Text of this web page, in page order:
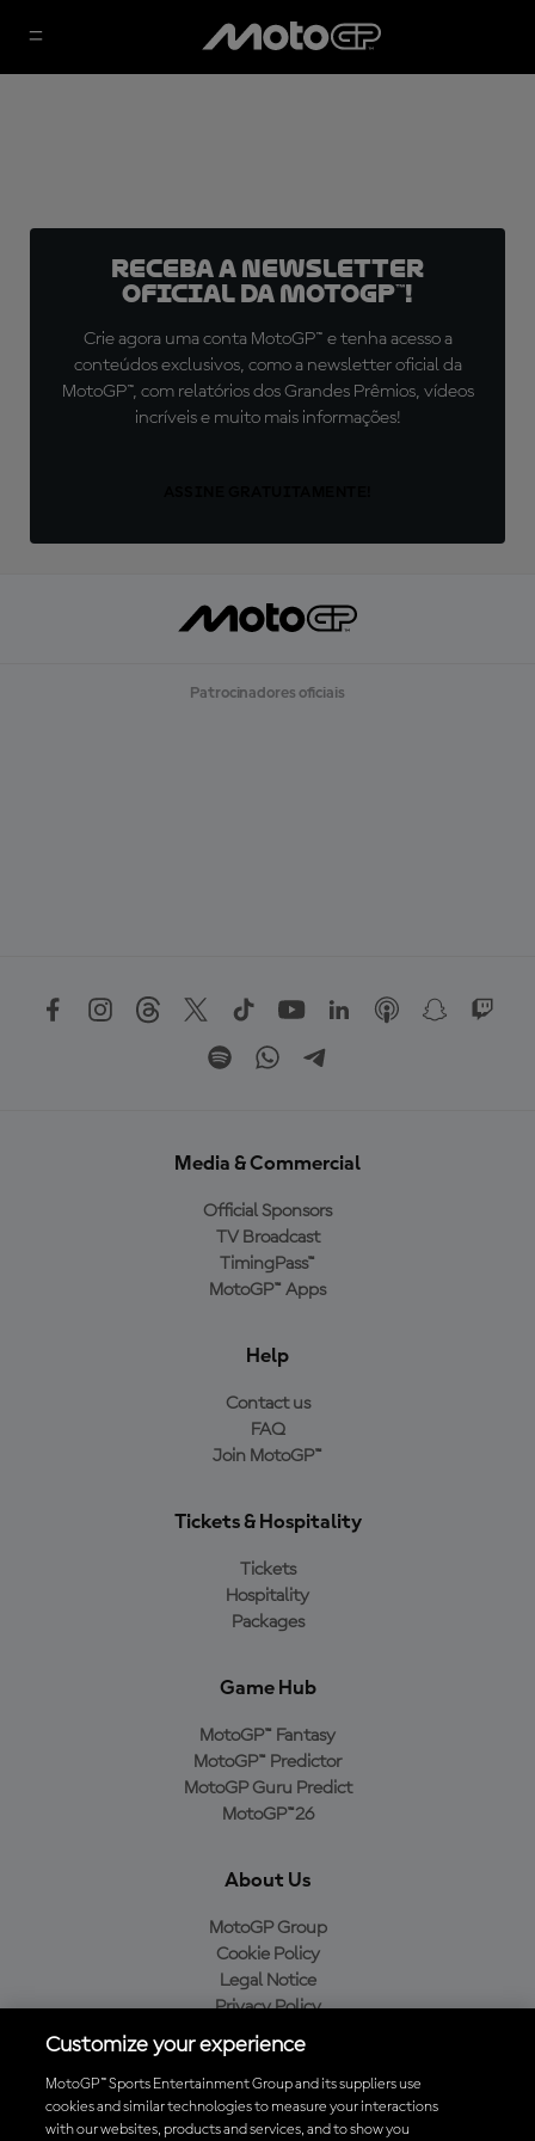
Receba a newsletter
oficial da MotoGP™!
Crie agora uma conta MotoGP™ e tenha acesso a
conteúdos exclusivos, como a newsletter oficial da
MotoGP™, com relatórios dos Grandes Prêmios, vídeos
incríveis e muito mais informações!
Patrocinadores oficiais
Media & Commercial
Official Sponsors
TV Broadcast
TimingPass™
MotoGP™ Apps
Help
Contact us
FAQ
Join MotoGP™
Tickets & Hospitality
Tickets
Hospitality
Packages
Game Hub
MotoGP™ Fantasy
MotoGP™ Predictor
MotoGP Guru Predict
MotoGP™26
About Us
MotoGP Group
Cookie Policy
Legal Notice
Privacy Policy
Purchase Policy
Baixe o aplicativo oficial da MotoGP™
Customize your experience
MotoGP™ Sports Entertainment Group and its suppliers use
cookies and similar technologies to measure your interactions
with our websites, products and services, and to show you